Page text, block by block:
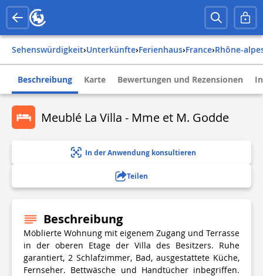
Sehenswürdigkeit› Unterkünfte› Ferienhaus› france› rhône-
Beschreibung Karte Bewertungen und Rezensionen
Meublé La Villa - Mme et M. Godde
In der Anwendung konsultieren
Teilen
Beschreibung
Möblierte Wohnung mit eigenem Zugang und Terrasse
in der oberen Etage der Villa des Besitzers. Ruhe
garantiert, 2 Schlafzimmer, Bad, ausgestattete Küche,
Fernseher. Bettwäsche und Handtücher inbegriffen.